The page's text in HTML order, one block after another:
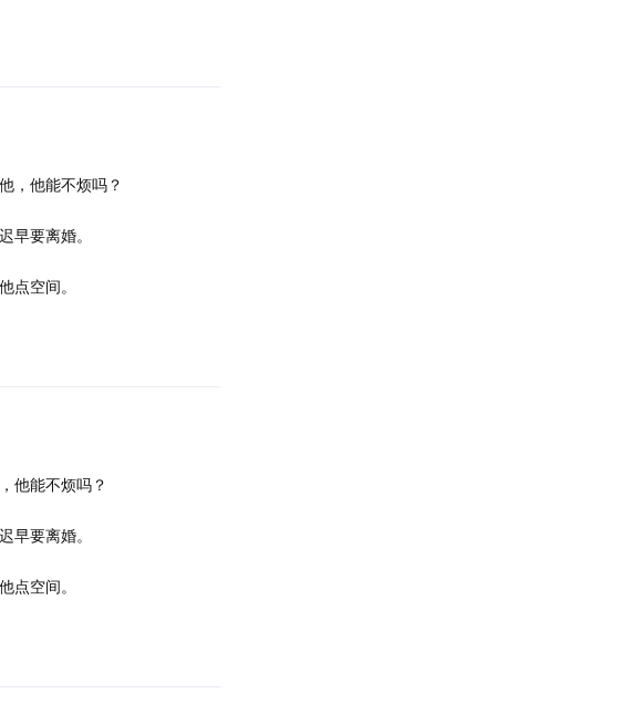
，他能不烦吗？
早要离婚。
点空间。
他能不烦吗？
早要离婚。
点空间。